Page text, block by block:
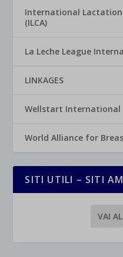
International
(ILCA)
La Leche League
LINKAGES
Wellstart International
World Alliance for
SITI UTILI – SITI
VAI